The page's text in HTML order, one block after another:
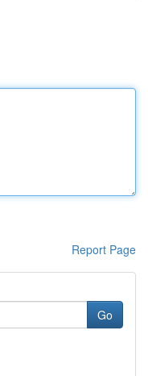
Report Page
Go